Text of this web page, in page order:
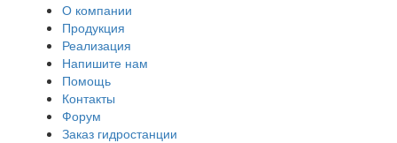
О компании
Продукция
Реализация
Напишите нам
Помощь
Контакты
Форум
Заказ гидростанции